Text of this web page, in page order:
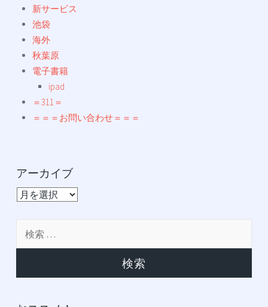
新サービス
池袋
海外
秋葉原
電子書籍
ipad
＝311＝
＝＝＝お問い合わせ＝＝＝
アーカイブ
ア